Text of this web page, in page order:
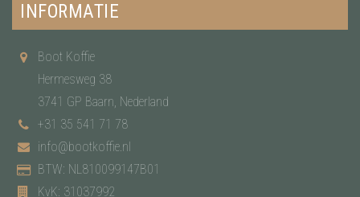
INFORMATIE
Boot Koffie
Hermesweg 38
3741 GP Baarn, Nederland
+31 35 541 71 78
info@bootkoffie.nl
BTW: NL810099147B01
KvK: 31037992